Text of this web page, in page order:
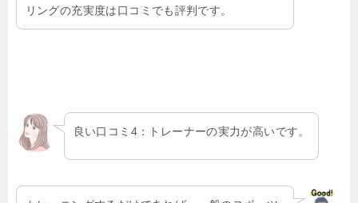
リングの充実度は口コミでも評判です。
良い口コミ4：トレーナーの実力が高いです。